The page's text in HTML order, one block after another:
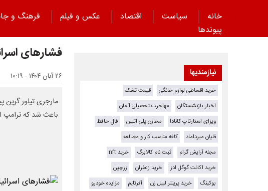
خانه سیاست اقتصاد عکس و فیلم فرهنگ و
پیوند‌ها
فشارهای
۲۶ آبان ۱۴۰۴ - ۱۰:۱۹
مارجری تیلور گرین
باعث شد که ترامپ
نیازمندیها
خرید اقساطی لوازم خانگی
قیمت تشک
اخبار بازنشستگان
مهاجرت تحصیلی آلمان
ویزای استارتاپ کانادا
مخازن پلی اتیلن
فال حافظ
قلیان میرداماد
کافه مناسب کار و مطالعه
مجله آرایش گرام
ثبت نام کالابرگ
خرید nft
خرید اکانت گوگل ادز
خرید زعفران
زرچین
بوکینگ
خرید پرینتر لیبل زن آفرتایم
مزایده خودرو